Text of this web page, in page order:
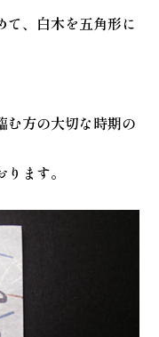
て、白木を五角形に
む方の大切な時期の
ます。